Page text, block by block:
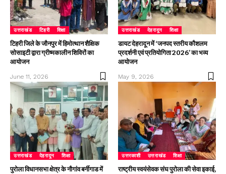
उत्तराखंड टिहरी शिक्षा
टिहरी जिले के जौनपुर में हिमोत्थान शैक्षिक
सोसाइटी द्वारा ग्रीष्मकालीन शिविरों का
आयोजन
June 11, 2026
उत्तराखंड देहरादून शिक्षा
डायट देहरादून में ‘जनपद स्तरीय कौशलम
प्रदर्शनी एवं प्रतियोगिता 2026’ का भव्य
आयोजन
May 9, 2026
उत्तराखंड देहरादून शिक्षा
पुरोला विधानसभा क्षेत्र के नौगांव बर्नीगाड में
उत्तरकाशी उत्तराखंड शिक्षा
राष्ट्रीय स्वयंसेवक संघ पुरोला की सेवा इकाई,